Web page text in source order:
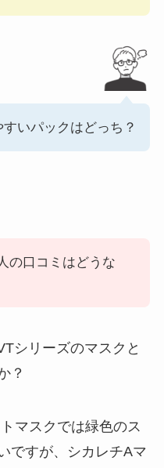
いパックはどっち？
の口コミはどうな
シリーズのマスクと
？
マスクでは緑色のス
ですが、シカレチAマ